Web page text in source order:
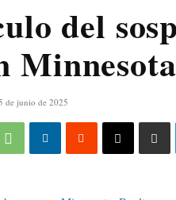
del
Minnesota
de junio de 2025